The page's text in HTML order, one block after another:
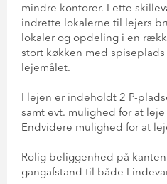
mindre kontorer. Lette
indrette lokalerne til lejers
lokaler og opdeling i en
stort køkken med
lejemålet.
I lejen er indeholdt 2 P-
samt evt. mulighed for at
Endvidere mulighed for at
Rolig beliggenhed på
gangafstand til både